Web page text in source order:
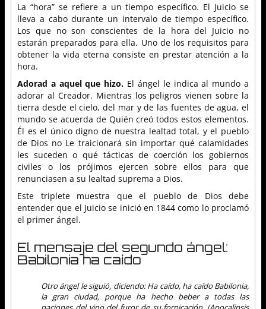
La “hora” se refiere a un tiempo específico. El Juicio se
lleva a cabo durante un intervalo de tiempo específico.
Los que no son conscientes de la hora del Juicio no
estarán preparados para ella. Uno de los requisitos para
obtener la vida eterna consiste en prestar atención a la
hora.
Adorad a aquel que hizo. El ángel le indica al mundo a
adorar al Creador. Mientras los peligros vienen sobre la
tierra desde el cielo, del mar y de las fuentes de agua, el
mundo se acuerda de Quién creó todos estos elementos.
Él es el único digno de nuestra lealtad total, y el pueblo
de Dios no Le traicionará sin importar qué calamidades
les suceden o qué tácticas de coerción los gobiernos
civiles o los prójimos ejercen sobre ellos para que
renunciasen a su lealtad suprema a Dios.
Este triplete muestra que el pueblo de Dios debe
entender que el Juicio se inició en 1844 como lo proclamó
el primer ángel.
El mensaje del segundo ángel:
Babilonia ha caído
Otro ángel le siguió, diciendo: Ha caído, ha caído Babilonia,
la gran ciudad, porque ha hecho beber a todas las